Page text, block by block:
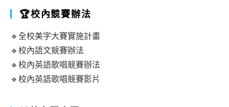
🏆校內競賽辦法
🔹全校美字大賽實施計畫
🔹校內語文競賽辦法
🔹校內英語歌唱競賽辦法
🔹校內英語歌唱競賽影片